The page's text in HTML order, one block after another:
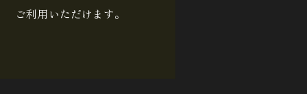
ご利用いただけます。